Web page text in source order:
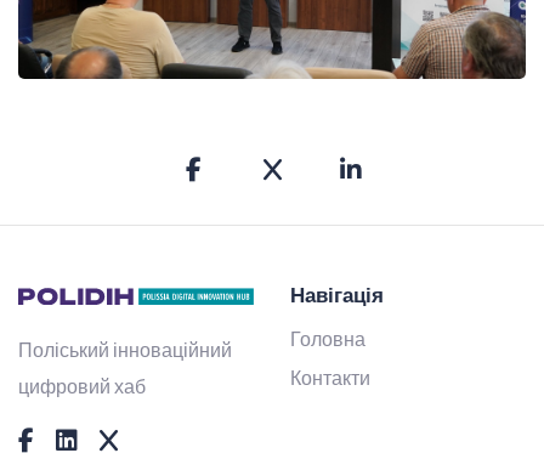
Поліський інноваційний
цифровий хаб
Навігація
Головна
Контакти